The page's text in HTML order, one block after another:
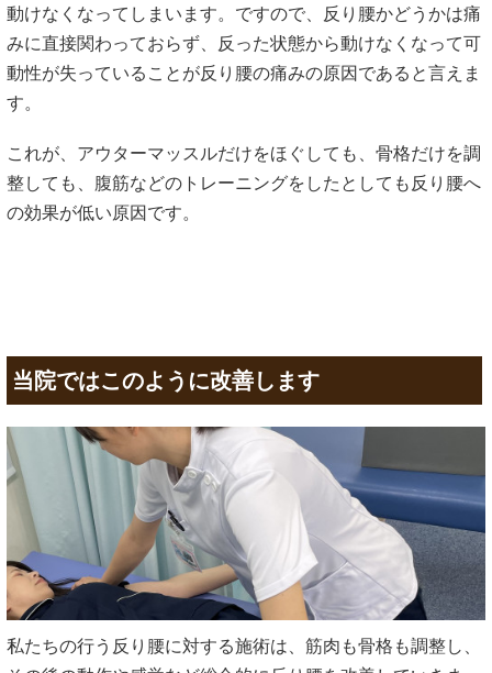
動けなくなってしまいます。ですので、反り腰かどうかは痛
みに直接関わっておらず、反った状態から動けなくなって可
動性が失っていることが反り腰の痛みの原因であると言えま
す。
これが、アウターマッスルだけをほぐしても、骨格だけを調
整しても、腹筋などのトレーニングをしたとしても反り腰へ
の効果が低い原因です。
当院ではこのように改善します
私たちの行う反り腰に対する施術は、筋肉も骨格も調整し、